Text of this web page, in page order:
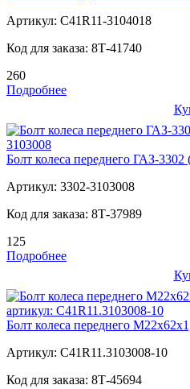
Артикул: C41R11-3104018
Код для заказа: 8Т-41740
260
Подробнее
Болт колеса переднего ГАЗ-3302
Артикул: 3302-3103008
Код для заказа: 8Т-37989
125
Подробнее
Болт колеса переднего
Артикул: C41R11.3103008-10
Код для заказа: 8Т-45694